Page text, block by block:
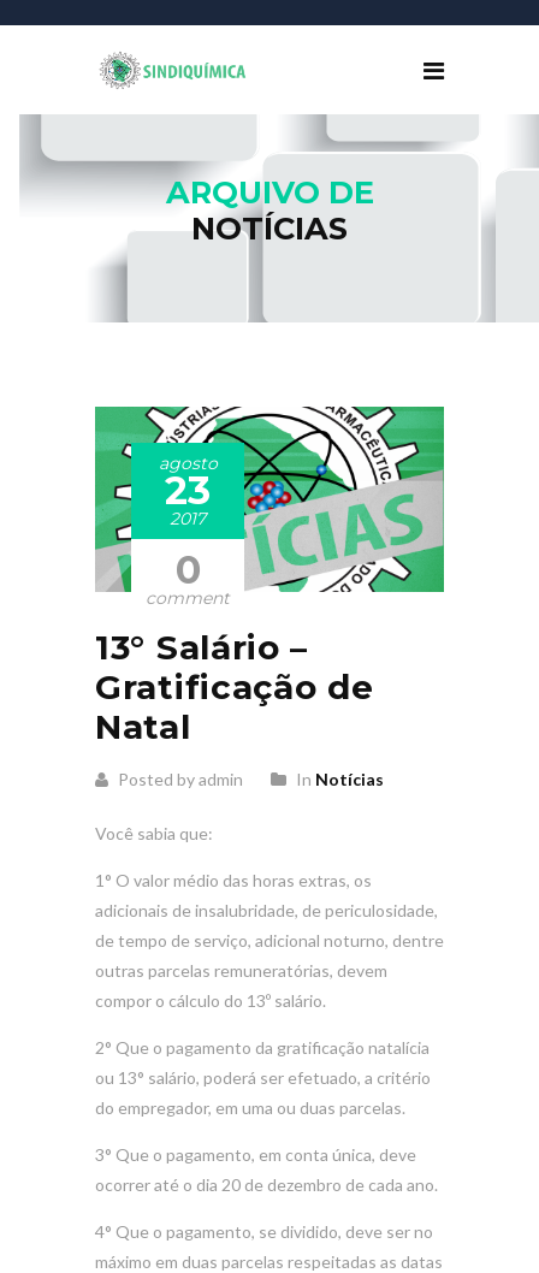
ARQUIVO DE
NOTÍCIAS
agosto
23
2017
0
comment
13° Salário –
Gratificação de
Natal
Posted by admin In Notícias
Você sabia que:
1° O valor médio das horas extras, os
adicionais de insalubridade, de periculosidade,
de tempo de serviço, adicional noturno, dentre
outras parcelas remuneratórias, devem
compor o cálculo do 13º salário.
2° Que o pagamento da gratificação natalícia
ou 13° salário, poderá ser efetuado, a critério
do empregador, em uma ou duas parcelas.
3° Que o pagamento, em conta única, deve
ocorrer até o dia 20 de dezembro de cada ano.
4° Que o pagamento, se dividido, deve ser no
máximo em duas parcelas respeitadas as datas